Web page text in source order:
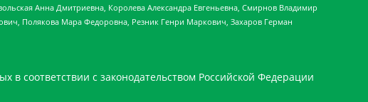
Анна Дмитриевна, Королева Александра Евгеньевна, Смирнов Владимир
Полякова Мара Федоровна, Резник Генри Маркович, Захаров Герман
соответствии с законодательством Российской Федерации